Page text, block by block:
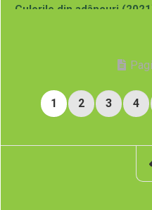
Culorile din adâncuri
1 2 3 4